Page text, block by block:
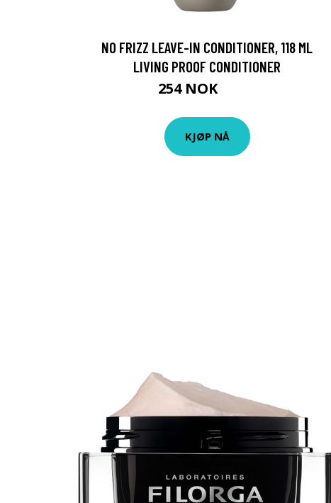
NO FRIZZ LEAVE-IN CONDITIONER, 118 ML
LIVING PROOF CONDITIONER
254 NOK
KJØP NÅ